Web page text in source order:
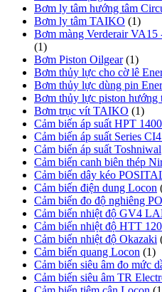
Bơm ly tâm hướng tâm
Bơm ly tâm TAIKO (1)
Bơm màng Verderair
(1)
Bơm Piston Oilgear (1)
Bơm thủy lực cho cờ lê
Bơm thủy lực dùng pin
Bơm thủy lực piston hướng
Bơm trục vít TAIKO (1)
Cảm biến áp suất HPT
Cảm biến áp suất Series
Cảm biến áp suất Toshniwal
Cảm biến canh biên thép
Cảm biến dây kéo
Cảm biến điện dung Locon
Cảm biến đo độ nghiêng
Cảm biến nhiệt độ GV4
Cảm biến nhiệt độ HTT
Cảm biến nhiệt độ Okazaki
Cảm biến quang Locon (1)
Cảm biến siêu âm đo mức
Cảm biến siêu âm TR